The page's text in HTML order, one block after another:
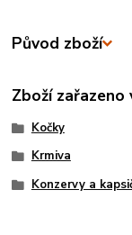
Původ zboží
Zboží
Kočky
Krmiva
Konzervy a